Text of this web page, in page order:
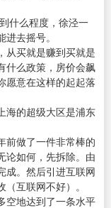
什么程度，徐泾一
去摇号。
从买就是赚到买就是
什么政策，房价会飙
愿意在这样的起起落
海的超级大区是浦东
前做了一件非常棒的
论如何，先拆除。由
成。然后引进互联网
互联网不好）。
空地达到了一条水平